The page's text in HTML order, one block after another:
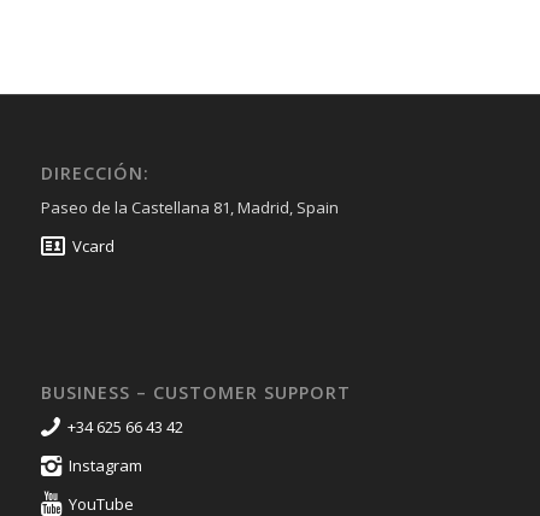
DIRECCIÓN:
Paseo de la Castellana 81, Madrid, Spain
Vcard
BUSINESS – CUSTOMER SUPPORT
+34 625 66 43 42
Instagram
YouTube